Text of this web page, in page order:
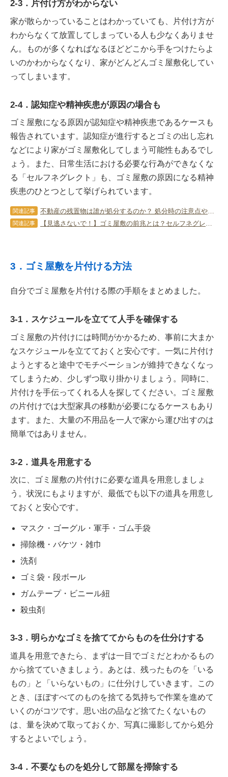
2-3．片付け方がわからない
家が散らかっていることはわかっていても、片付け方が
わからなくて放置してしまっている人も少なくありませ
ん。ものが多くなればなるほどどこから手をつけたらよ
いのかわからなくなり、家がどんどんゴミ屋敷化してい
ってしまいます。
2-4．認知症や精神疾患が原因の場合も
ゴミ屋敷になる原因が認知症や精神疾患であるケースも
報告されています。認知症が進行するとゴミの出し忘れ
などにより家がゴミ屋敷化してしまう可能性もあるでし
ょう。また、日常生活における必要な行為ができなくな
る「セルフネグレクト」も、ゴミ屋敷の原因になる精神
疾患のひとつとして挙げられています。
関連記事 不動産の残置物は誰が処分するのか？ 処分時の注意点やポイントを紹介
関連記事 【見逃さないで！】ゴミ屋敷の前兆とは？セルフネグレクトや認知症のサインも解説
3．ゴミ屋敷を片付ける方法
自分でゴミ屋敷を片付ける際の手順をまとめました。
3-1．スケジュールを立てて人手を確保する
ゴミ屋敷の片付けには時間がかかるため、事前に大まか
なスケジュールを立てておくと安心です。一気に片付け
ようとすると途中でモチベーションが維持できなくなっ
てしまうため、少しずつ取り掛かりましょう。同時に、
片付けを手伝ってくれる人を探してください。ゴミ屋敷
の片付けでは大型家具の移動が必要になるケースもあり
ます。また、大量の不用品を一人で家から運び出すのは
簡単ではありません。
3-2．道具を用意する
次に、ゴミ屋敷の片付けに必要な道具を用意しましょ
う。状況にもよりますが、最低でも以下の道具を用意し
ておくと安心です。
マスク・ゴーグル・軍手・ゴム手袋
掃除機・バケツ・雑巾
洗剤
ゴミ袋・段ボール
ガムテープ・ビニール紐
殺虫剤
3-3．明らかなゴミを捨ててからものを仕分けする
道具を用意できたら、まずは一目でゴミだとわかるもの
から捨てていきましょう。あとは、残ったものを「いる
もの」と「いらないもの」に仕分けしていきます。この
とき、ほぼすべてのものを捨てる気持ちで作業を進めて
いくのがコツです。思い出の品など捨てたくないもの
は、量を決めて取っておくか、写真に撮影してから処分
するとよいでしょう。
3-4．不要なものを処分して部屋を掃除する